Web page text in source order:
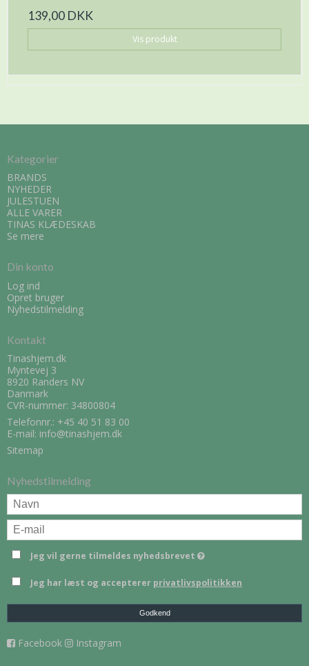
139,00 DKK
Vis produkt
Kategorier
BRANDS
NYHEDER
JULESTUEN
ALLE VARER
TINAS KLÆDESKAB
Se mere
Din konto
Log ind
Opret bruger
Nyhedstilmelding
Kontakt
Tinashjem.dk
Myntevej 3
8920 Randers NV
Danmark
CVR-nummer: 34800804
Telefonnr.: +45 40 51 83 00
E-mail: info@tinashjem.dk
Sitemap
Nyhedstilmelding
Jeg vil gerne tilmeldes nyhedsbrevet
Jeg har læst og accepterer privatlivspolitikken
Godkend
Facebook Instagram